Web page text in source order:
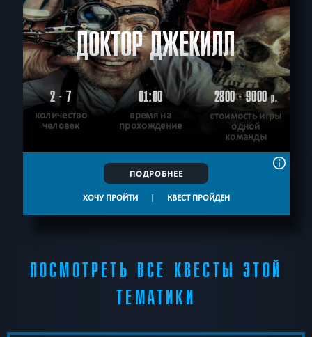
ДОКТОР ДЖЕКИЛЛ
2 - 7
количество
человек
01:00
время на
прохождение
2800 - 9000р.
стоимость игры
одной
команды
ПОДРОБНЕЕ
ХОЧУ ПРОЙТИ | КВЕСТ ПРОЙДЕН
ПОСМОТРЕТЬ ВСЕ КВЕСТЫ ЭТОЙ
ТЕМАТИКИ